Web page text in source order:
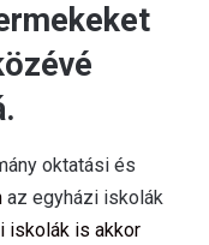
oktatási és
az egyházi iskolák
iskolák is akkor